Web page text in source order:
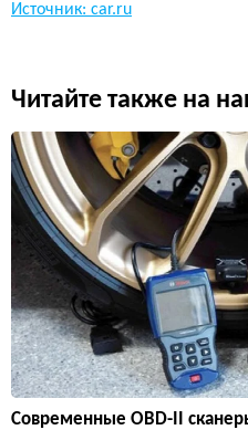
Источник: car.ru
Читайте также на
Современные OBD-II